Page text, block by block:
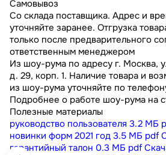
Самовывоз
Со склада поставщика. Адрес и
уточняйте заранее. Отгрузка
только после предварительного
ответственным менеджером
Из шоу-рума по адресу г. Москва,
д. 29, корп. 1. Наличие товара и
из шоу-рума уточняйте по
Подробнее о работе шоу-рума на
Полезные материалы
руководство пользователя 3.2 МБ
новинки форм 2021 год 3.5 МБ pdf
гарантийный талон 0.3 МБ pdf